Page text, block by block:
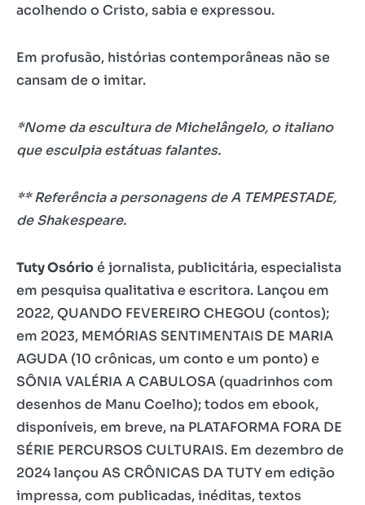
acolhendo o Cristo, sabia e expressou.
Em profusão, histórias contemporâneas não se
cansam de o imitar.
*Nome da escultura de Michelângelo, o italiano
que esculpia estátuas falantes.
** Referência a personagens de A TEMPESTADE,
de Shakespeare.
Tuty Osórioé jornalista, publicitária, especialista
em pesquisa qualitativa e escritora. Lançou em
2022, QUANDO FEVEREIRO CHEGOU (contos);
em 2023, MEMÓRIAS SENTIMENTAIS DE MARIA
AGUDA (10 crônicas, um conto e um ponto) e
SÔNIA VALÉRIA A CABULOSA (quadrinhos com
desenhos de Manu Coelho); todos em ebook,
disponíveis, em breve, na PLATAFORMA FORA DE
SÉRIE PERCURSOS CULTURAIS. Em dezembro de
2024 lançou AS CRÔNICAS DA TUTY em edição
impressa, com publicadas, inéditas, textos